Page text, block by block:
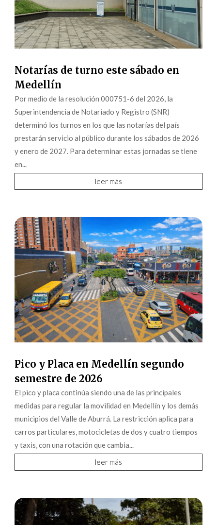
Notarías de turno este sábado en
Medellín
Por medio de la resolución 000751-6 del 2026, la
Superintendencia de Notariado y Registro (SNR)
determinó los turnos en los que las notarías del país
prestarán servicio al público durante los sábados de 2026
y enero de 2027. Para determinar estas jornadas se tiene
en...
leer más
Pico y Placa en Medellín segundo
semestre de 2026
El pico y placa continúa siendo una de las principales
medidas para regular la movilidad en Medellín y los demás
municipios del Valle de Aburrá. La restricción aplica para
carros particulares, motocicletas de dos y cuatro tiempos
y taxis, con una rotación que cambia...
leer más